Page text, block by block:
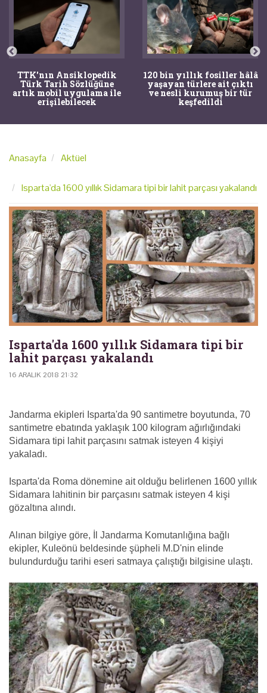
TTK'nın Ansiklopedik
Türk Tarih Sözlüğüne
artık mobil uygulama ile
erişilebilecek
120 bin yıllık fosiller hâlâ
yaşayan türlere ait çıktı
ve nesli kurumuş bir tür
keşfedildi
Anasayfa Aktüel
Isparta'da 1600 yıllık Sidamara tipi bir lahit parçası yakalandı
Isparta'da 1600 yıllık Sidamara tipi bir
lahit parçası yakalandı
16 ARALIK 2018 21:32
Jandarma ekipleri Isparta'da 90 santimetre boyutunda, 70
santimetre ebatında yaklaşık 100 kilogram ağırlığındaki
Sidamara tipi lahit parçasını satmak isteyen 4 kişiyi
yakaladı.
Isparta'da Roma dönemine ait olduğu belirlenen 1600 yıllık
Sidamara lahitinin bir parçasını satmak isteyen 4 kişi
gözaltına alındı.
Alınan bilgiye göre, İl Jandarma Komutanlığına bağlı
ekipler, Kuleönü beldesinde şüpheli M.D'nin elinde
bulundurduğu tarihi eseri satmaya çalıştığı bilgisine ulaştı.